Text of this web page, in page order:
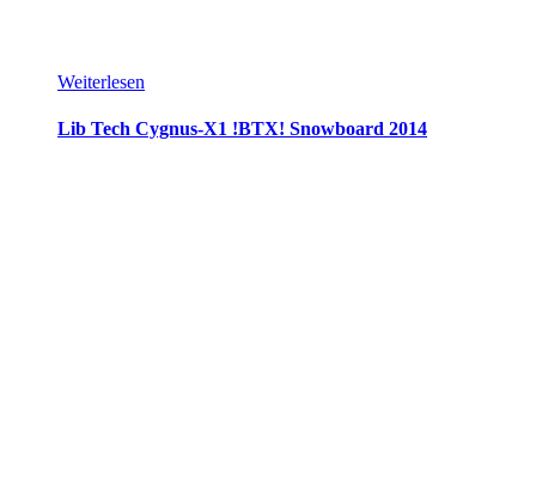
Weiterlesen
Lib Tech Cygnus-X1 !BTX! Snowboard 2014